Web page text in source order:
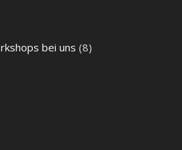
bei uns (8)